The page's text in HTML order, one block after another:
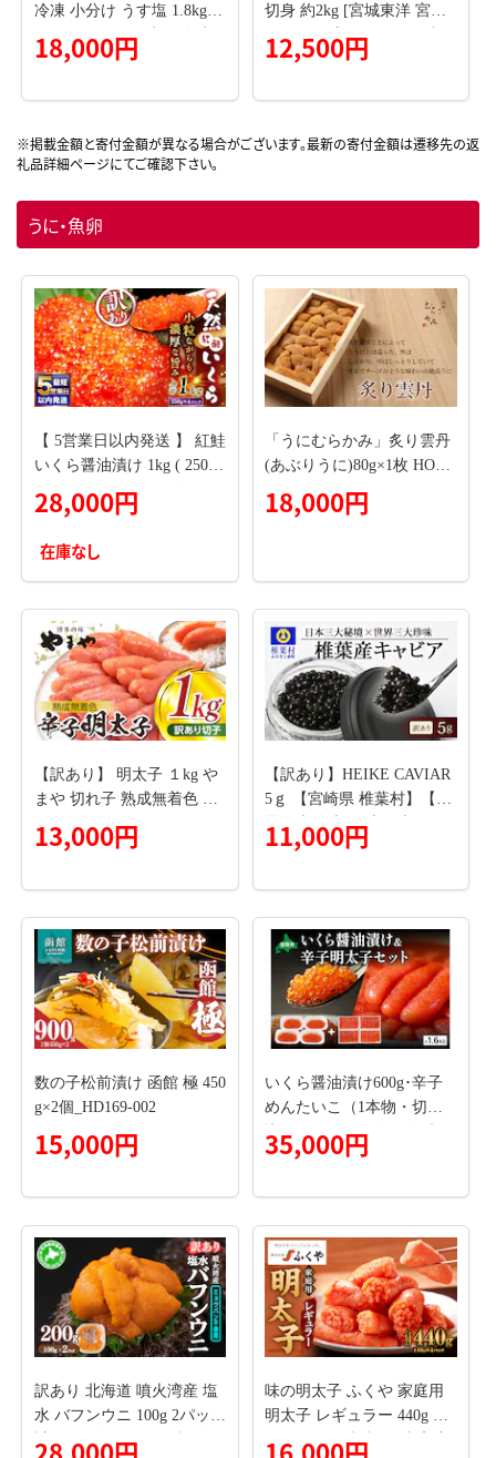
冷凍 小分け うす塩 1.8kg (6
00g×3パック) ｜ 切り身 切
落し サーモン さけ サケ シ
用 弁当 銀鮭切り身 人気 ラ
釜水産食品 5037888-kh02
18,000円
切身 約2kg [宮城東洋 宮城
県 気仙沼市 20563343] 鮭
海鮮 魚介類 国産 さけ 鮭
鮭切り身
12,500円
うに・魚卵
【 5営業日以内発送 】 紅鮭
いくら醤油漬け 1kg ( 250g
× 4 ) いくら イクラ 海鮮 天
然紅鮭 魚卵 卵 イクラ丼 い
介類 魚介 寿司 丼 冷凍 旨
味
28,000円
在庫なし
「うにむらかみ」炙り雲丹
(あぶりうに)80g×1枚 HOKT
008
18,000円
【訳あり】 明太子 １kg や
まや 切れ子 熟成無着色 TY
1502
13,000円
【訳あり】HEIKE CAVIAR
5ｇ 【宮崎県 椎葉村】【世
界三大珍味×日本三大秘
境】 キャビア 魚卵 国産 キ
11,000円
数の子松前漬け 函館 極 450
g×2個_HD169-002
15,000円
いくら醤油漬け600g･辛子
めんたいこ（1本物・切子
込）1kg お正月 人気 魚卵
高級 イクラ 鱒いくら 魚卵
萌 おせち R001-030
35,000円
訳あり 北海道 噴火湾産 塩
水 バフンウニ 100g 2パック
計200g 《アフター保証付
味の明太子 ふくや 家庭用
明太子 レギュラー 440g め
んたいこ 魚卵 福岡 太宰府